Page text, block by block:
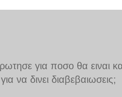
για ποσο θα ειναι
να δινει διαβεβαιωσεις;